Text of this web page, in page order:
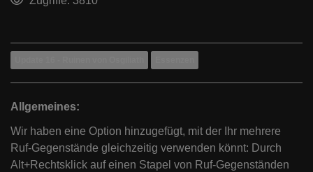
Allgemeines:
Wir haben eine Option hinzugefügt, mit der Ihr mehrere
Ruf-Gegenstände gleichzeitig verwenden könnt: Durch
Alt+Rechtsklick auf einen Stapel von Ruf-Gegenständen